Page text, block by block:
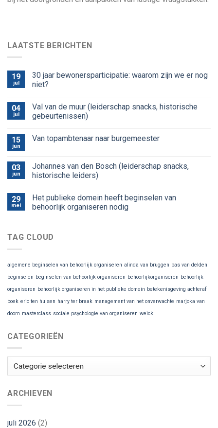
LAATSTE BERICHTEN
19
jul
30 jaar bewonersparticipatie: waarom zijn we er nog
niet?
04
jul
Val van de muur (leiderschap snacks, historische
gebeurtenissen)
15
jun
Van topambtenaar naar burgemeester
03
jun
Johannes van den Bosch (leiderschap snacks,
historische leiders)
29
mei
Het publieke domein heeft beginselen van
behoorlijk organiseren nodig
TAG CLOUD
algemene beginselen van behoorlijk organiseren alinda van bruggen bas van delden
beginselen beginselen van behoorlijk organiseren behoorlijkorganiseren behoorlijk
organiseren behoorlijk organiseren in het publieke domein betekenisgeving achteraf
boek eric ten hulsen harry ter braak management van het onverwachte marjoka van
doorn masterclass sociale psychologie van organiseren weick
CATEGORIEËN
Categorieën
ARCHIEVEN
juli 2026 (2)